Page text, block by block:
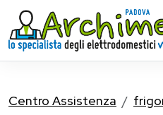
Centro Assistenza